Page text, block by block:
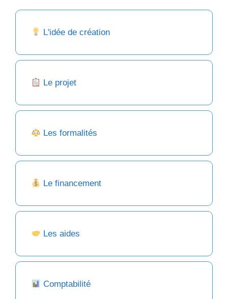
L'idée de création
Le projet
Les formalités
Le financement
Les aides
Comptabilité